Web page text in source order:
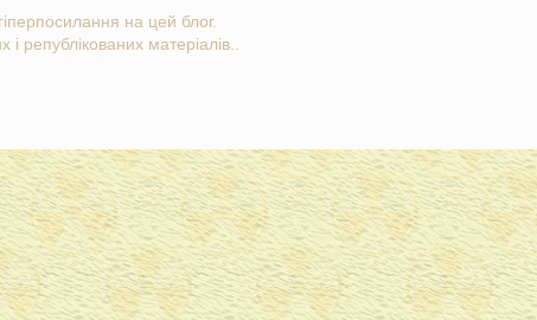
на цей блог.
републікованих матеріалів..